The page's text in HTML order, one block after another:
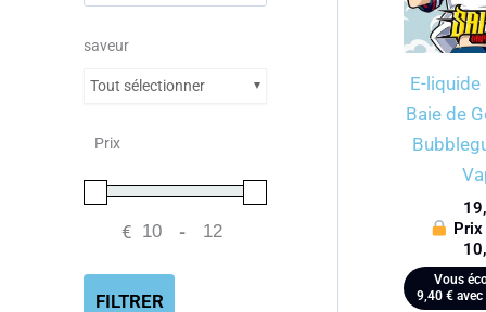
saveur
Tout sélectionner
Prix
€ Minimum Price
-Maximum Price
FILTRER
E-
Baie de
Vous
9,40 €avec